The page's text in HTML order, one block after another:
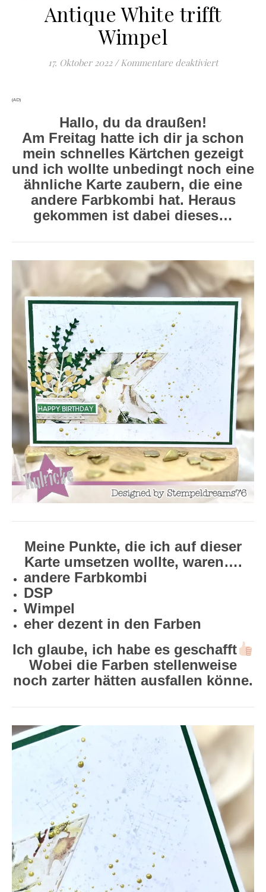
Antique White trifft
Wimpel
17. Oktober 2022 / Kommentare deaktiviertfür
(AD)
Hallo, du da draußen!
Am Freitag hatte ich dir ja schon
mein schnelles Kärtchen gezeigt
und ich wollte unbedingt noch eine
ähnliche Karte zaubern, die eine
andere Farbkombi hat. Heraus
gekommen ist dabei dieses…
Meine Punkte, die ich auf dieser
Karte umsetzen wollte, waren….
andere Farbkombi
DSP
Wimpel
eher dezent in den Farben
Ich glaube, ich habe es geschafft
Wobei die Farben stellenweise
noch zarter hätten ausfallen könne.